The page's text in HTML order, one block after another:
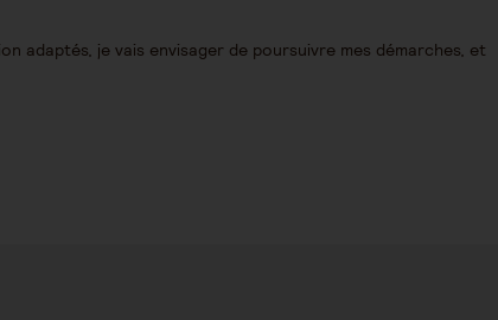
adaptés, je vais envisager de poursuivre mes démarches, et